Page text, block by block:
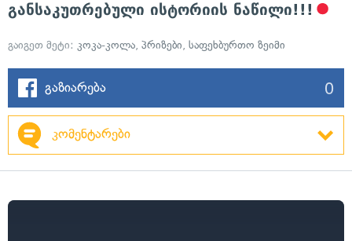
განსაკუთრებული ისტორიის ნაწილი!!!
გაიგეთ მეტი: კოკა-კოლა, პრიზები, საფეხბურთო ზეიმი
გაზიარება 0
კომენტარები